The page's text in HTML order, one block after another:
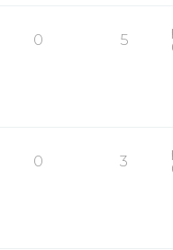
0 5
0 3